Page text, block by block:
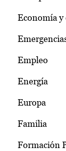
Economía y
Empleo
Energía
Europa
Familia
Formación